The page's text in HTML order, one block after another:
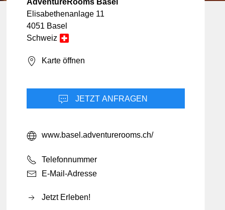
Bildung & Coaching
Blumen & Garten
Chemie & Pharma
Design & Medien
Facility Management
Ferien & Reisen
Finanzen & Versicherungen
Freizeit & Unterhaltung
Hotellerie
Informatik & Web
AdventureRooms Basel
Elisabethenanlage 11
4051 Basel
Schweiz
Karte öffnen
JETZT ANFRAGEN
www.basel.adventurerooms.ch/
Telefonnummer
E-Mail-Adresse
Jetzt Erleben!